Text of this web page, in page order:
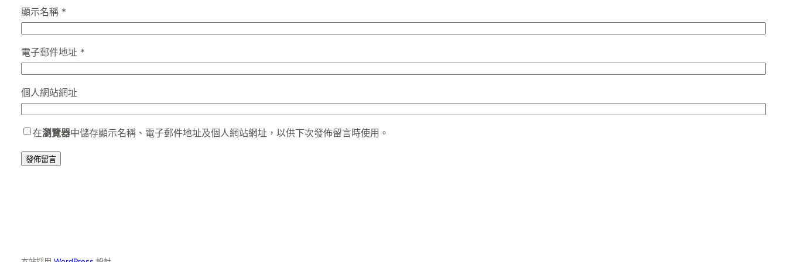
顯示名稱 *
電子郵件地址 *
個人網站網址
在瀏覽器中儲存顯示名稱、電子郵件地址及個人網站網址，以供下次發佈留言時使用。